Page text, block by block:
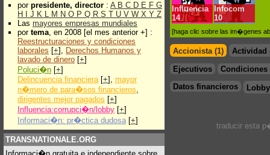
por presidente, director : A B C D E F G
H
J K L M N O P Q R S T U V W X Y Z
Las mayores empresas mundiales
por tema, en 2008 [el mes anterior +] :
Reestructuraciones y condiciones
laborales [+], Derechos Humanos y
lavado de dinero [+]
Poluci�n [+]
Delincuencia financiera[+], mayor
n�mero de para�sos financieros,
dirigentes mejor pagados [+]
Influencia:corrupci�n/lobby [+]
Informaci�n: pr�ctica dudosa [+]
TRANSNATIONALE.ORG
Influencia
14
Infocom
10
[haga clic sobre las im�genes
Accionista (1)
Actividad
Ejecutivos
Condiciones
Datos financieros
traducir esta